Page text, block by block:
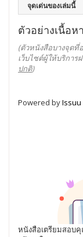
จุดเด่นของเล่มนี้
ตัวอย่างเนื้อห
(ตัวหนังสือบางจุดที่
เว็บไซต์ผู้ให้บริการ
ปกติ)
Powered byIssuu
หนังสือเตรียมสอบ